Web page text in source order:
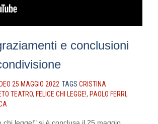
e conclusioni
25 MAGGIO 2022 TAGS CRISTINA
TEATRO, FELICE CHI LEGGE!, PAOLO FERRI,